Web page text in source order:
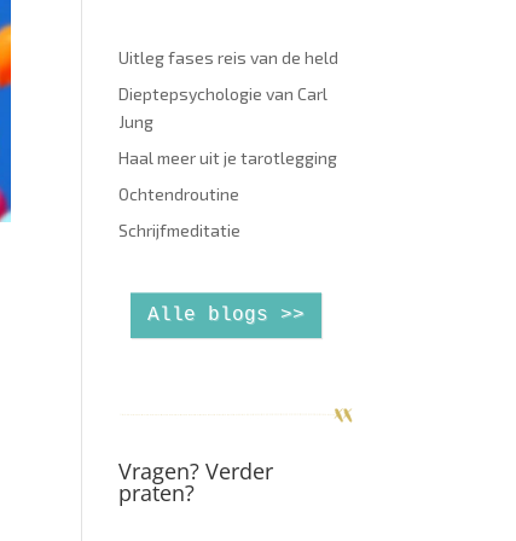
Uitleg fases reis van de held
Dieptepsychologie van Carl
Jung
Haal meer uit je tarotlegging
Ochtendroutine
Schrijfmeditatie
Alle blogs >>
Vragen? Verder
praten?